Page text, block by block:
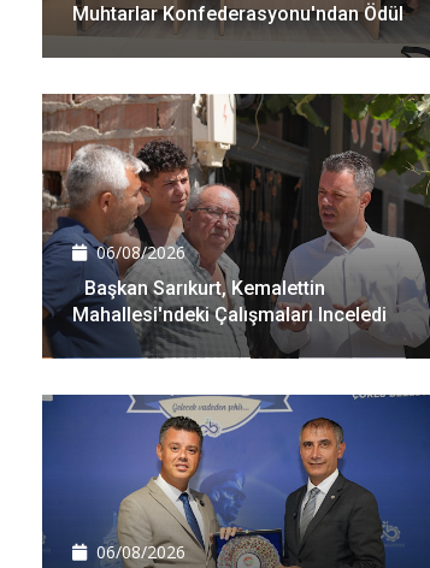
Muhtarlar Konfederasyonu'ndan Ödül
06/08/2026
Başkan Sarıkurt, Kemalettin
Mahallesi'ndeki Çalışmaları Inceledi
06/08/2026